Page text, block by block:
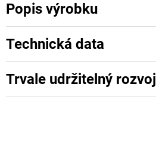
Popis výrobku
Technická data
Trvale udržitelný rozvoj